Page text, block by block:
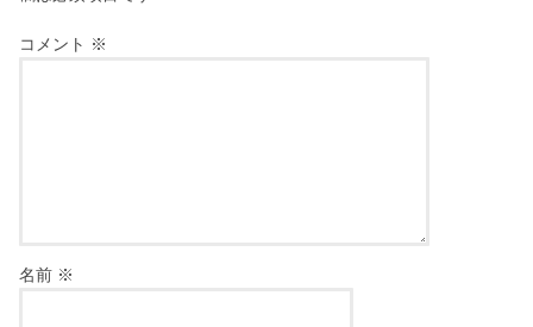
コメント ※
名前 ※